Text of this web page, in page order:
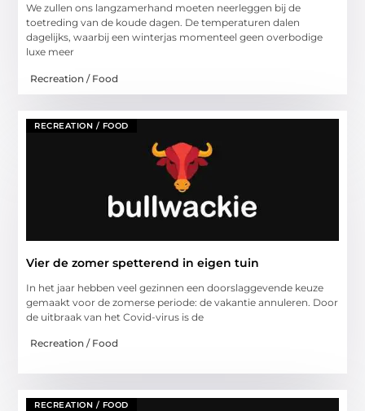
We zullen ons langzamerhand moeten neerleggen bij de
toetreding van de koude dagen. De temperaturen dalen
dagelijks, waarbij een winterjas momenteel geen overbodige
luxe meer
Recreation / Food
RECREATION / FOOD
Vier de zomer spetterend in eigen tuin
In het jaar hebben veel gezinnen een doorslaggevende keuze
gemaakt voor de zomerse periode: de vakantie annuleren. Door
de uitbraak van het Covid-virus is de
Recreation / Food
RECREATION / FOOD